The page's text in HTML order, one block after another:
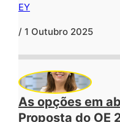
EY
/ 1 Outubro 2025
As opções em
Proposta do OE